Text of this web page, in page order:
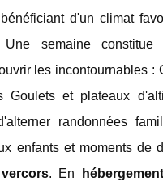
d'un climat
Une semaine
les incontournables :
Goulets et plateaux
randonnées
enfants et moments de
. En